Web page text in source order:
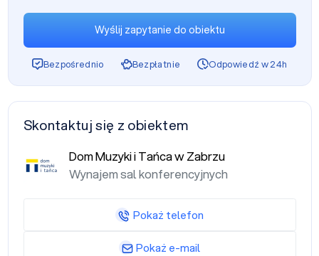
Wyślij zapytanie do obiektu
Bezpośrednio Bezpłatnie Odpowiedź w 24h
Skontaktuj się z obiektem
Dom Muzyki i Tańca w Zabrzu
Wynajem sal konferencyjnych
Pokaż telefon
Pokaż e-mail